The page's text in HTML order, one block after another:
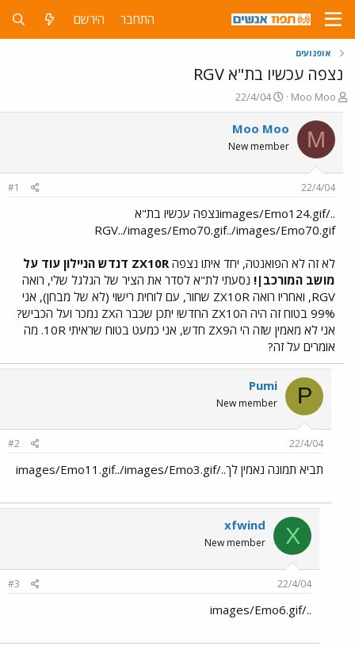
התחבר הירשם
אופנועים
נצפה עכשיו בת"א RGV
פ
ו
ת
ח
ה
ש
Moo Moo
פ
ו
ר
ם
ר
ך
22/4/04
M
Moo Moo
New member
22/4/04
#1
../images/Emo124.gifנצפה עכשיו בת"א
RGV../images/Emo70.gif../images/Emo70.gif
לא זה לא הפואנטה, יחד איתו נצפה
ZX10R דנדש הניילון עוד על
מושב המורכב|! נסעתי לת"א לסדר את הציר של הגלגל שלי, רואה
RGV, ואחריו רואה ZX10R שחור, עם לוחית רישוי (לא של מבחן), אני
99% בטוח זה היה הZX10 החדש! יתכן שכבר הZX נמכר ועל הכביש?
אני לא מאמין שזה הי הZX9 חדש, אני כמעט בטוח שראיתי 10R. מה
אומרים על זה?
P
Pumi
New member
22/4/04
#2
תביא תמונה נאמין לך../images/Emo11.gif../images/Emo3.gif
X
xfwind
New member
22/4/04
#3
../images/Emo6.gif